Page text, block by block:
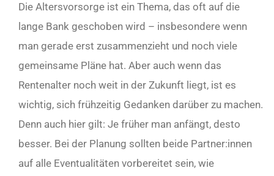
Die Altersvorsorge ist ein Thema, das oft auf die
lange Bank geschoben wird – insbesondere wenn
man gerade erst zusammenzieht und noch viele
gemeinsame Pläne hat. Aber auch wenn das
Rentenalter noch weit in der Zukunft liegt, ist es
wichtig, sich frühzeitig Gedanken darüber zu machen.
Denn auch hier gilt: Je früher man anfängt, desto
besser. Bei der Planung sollten beide Partner:innen
auf alle Eventualitäten vorbereitet sein, wie